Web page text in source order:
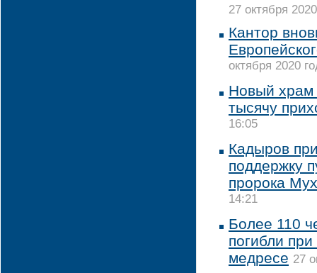
27 октября
Кантор
октября 2020
Новый храм
тысячу
16:05
Кадыров
поддержку
пророка
14:21
Более 110
погибли
медресе 27